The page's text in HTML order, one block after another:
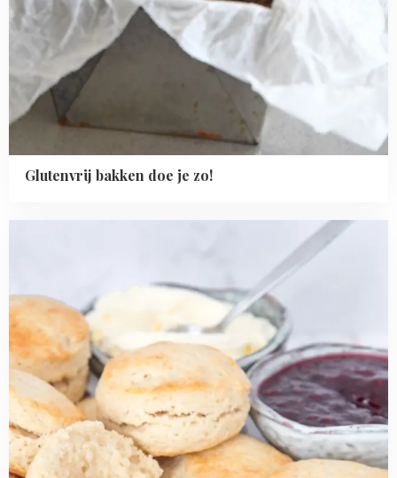
Glutenvrij bakken doe je zo!
Basisrecept:
zelf
scones
maken